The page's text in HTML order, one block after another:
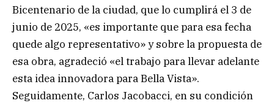
Bicentenario de la ciudad, que lo cumplirá el 3 de
junio de 2025, «es importante que para esa fecha
quede algo representativo» y sobre la propuesta de
esa obra, agradeció «el trabajo para llevar adelante
esta idea innovadora para Bella Vista».
Seguidamente, Carlos Jacobacci, en su condición